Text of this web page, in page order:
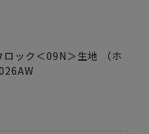
ロック＜09N＞生地 （ホ